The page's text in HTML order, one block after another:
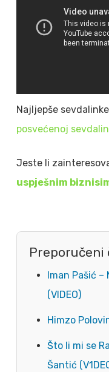
Najljepše
posvećenoj
Jeste li
uspješnim
Preporučeni
Iman Pašić
(VIDEO)
Himzo
Što li mi se
Šantić